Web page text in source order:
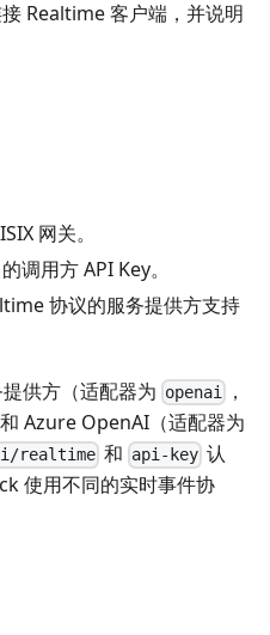
Realtime 客户端，并说明
网关。
调用方 API Key。
协议的服务提供方支持
供方（适配器为 openai
，
Azure OpenAI（适配器为
realtime和 api-key 认
使用不同的实时事件协